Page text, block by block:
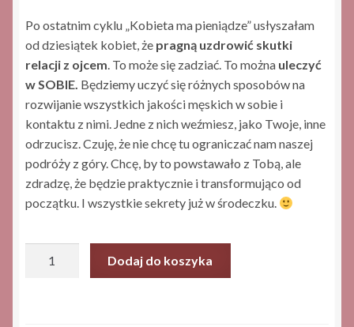
Po ostatnim cyklu „Kobieta ma pieniądze” usłyszałam
od dziesiątek kobiet, że pragną uzdrowić skutki
relacji z ojcem. To może się zadziać. To można uleczyć
w SOBIE. Będziemy uczyć się różnych sposobów na
rozwijanie wszystkich jakości męskich w sobie i
kontaktu z nimi. Jedne z nich weźmiesz, jako Twoje, inne
odrzucisz. Czuję, że nie chcę tu ograniczać nam naszej
podróży z góry. Chcę, by to powstawało z Tobą, ale
zdradzę, że będzie praktycznie i transformująco od
początku. I wszystkie sekrety już w środeczku.
Dodaj do koszyka